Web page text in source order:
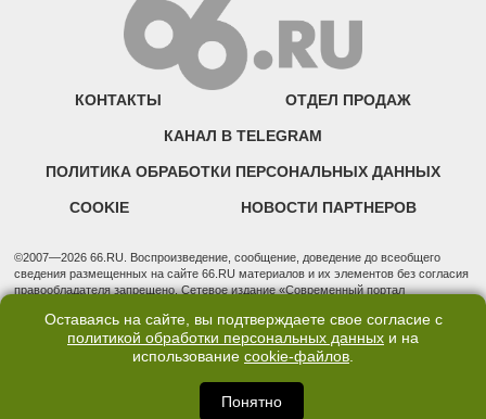
КОНТАКТЫ ОТДЕЛ ПРОДАЖ
КАНАЛ В TELEGRAM
ПОЛИТИКА ОБРАБОТКИ ПЕРСОНАЛЬНЫХ ДАННЫХ
COOKIE НОВОСТИ ПАРТНЕРОВ
©2007—2026 66.RU. Воспроизведение, сообщение, доведение до всеобщего
сведения размещенных на сайте 66.RU материалов и их элементов без согласия
правообладателя запрещено. Сетевое издание «Современный портал
надзору в сфере связи, информационных технологий и массовых коммуникаций
(Роскомнадзор). Регистрационный номер ЭЛ № ФС 77 - 76634 от 02.09.2019
Учредитель: Общество с ограниченной ответственностью "66.ру". Юридический
3, оф. 7015 Фактический адрес редакции и отдела продаж: 620014, Свердловская
обл., г. Екатеринбург, ул. Бориса Ельцина, д. 3, оф. 7015, +7 (343) 288-50-66
Оставаясь на сайте, вы подтверждаете свое согласие с
политикой обработки персональных данных и на
использование cookie-файлов.
Понятно